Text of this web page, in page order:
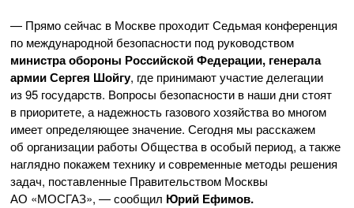
— Прямо сейчас в Москве проходит Седьмая конференция
по международной безопасности под руководством
министра обороны Российской Федерации, генерала
армии Сергея Шойгу, где принимают участие делегации
из 95 государств. Вопросы безопасности в наши дни стоят
в приоритете, а надежность газового хозяйства во многом
имеет определяющее значение. Сегодня мы расскажем
об организации работы Общества в особый период, а также
наглядно покажем технику и современные методы решения
задач, поставленные Правительством Москвы
АО «МОСГАЗ», — сообщил Юрий Ефимов.